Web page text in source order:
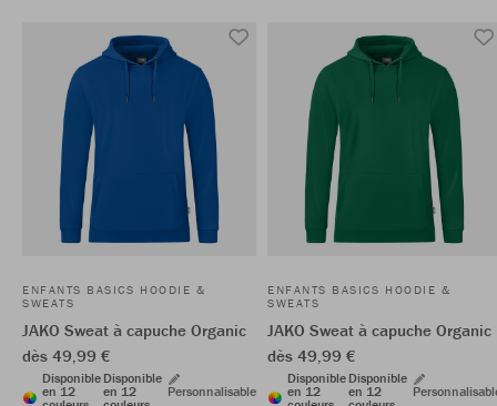
ENFANTS BASICS HOODIE &
SWEATS
JAKO Sweat à capuche Organic
dès 49,99 €
Disponible
en 12
Disponible
en 12
Personnalisable
ENFANTS BASICS HOODIE &
SWEATS
JAKO Sweat à capuche Organic
dès 49,99 €
Disponible
en 12
Disponible
en 12